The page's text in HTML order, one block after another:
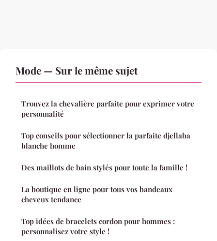
Mode — Sur le même sujet
Trouvez la chevalière parfaite pour exprimer votre
personnalité
Top conseils pour sélectionner la parfaite djellaba
blanche homme
Des maillots de bain stylés pour toute la famille !
La boutique en ligne pour tous vos bandeaux
cheveux tendance
Top idées de bracelets cordon pour hommes :
personnalisez votre style !